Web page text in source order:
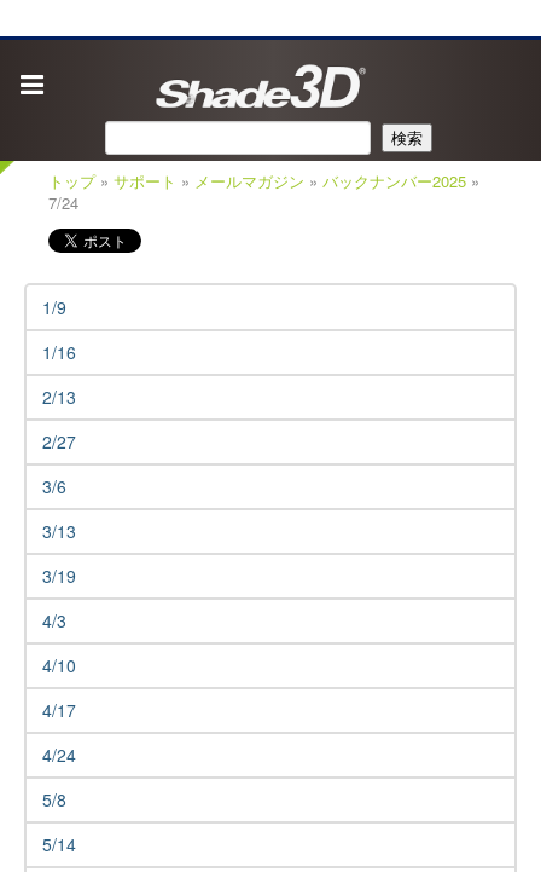
検索
トップ» サポート » メールマガジン » バックナンバー2025 »
7/24
1/9
1/16
2/13
2/27
3/6
3/13
3/19
4/3
4/10
4/17
4/24
5/8
5/14